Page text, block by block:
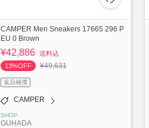
CAMPER Men Sneakers 17665 296 P
EU 0 Brown
¥42,886 送料込
13%OFF
¥49,631
返品補償
CAMPER
SHOP
GUHADA